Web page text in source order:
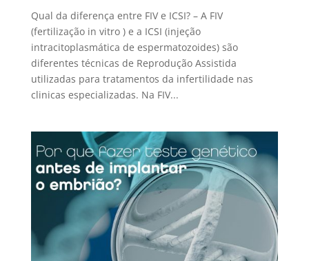
Qual da diferença entre FIV e ICSI? – A FIV
(fertilização in vitro ) e a ICSI (injeção
intracitoplasmática de espermatozoides) são
diferentes técnicas de Reprodução Assistida
utilizadas para tratamentos da infertilidade nas
clinicas especializadas. Na FIV...